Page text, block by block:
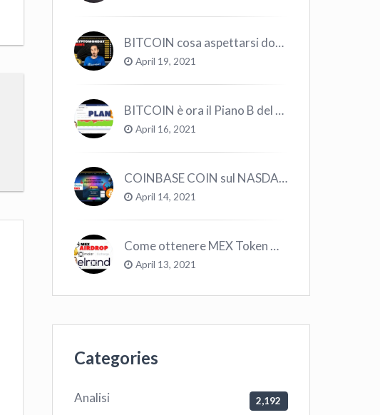
BITCOIN cosa aspettarsi dopo il “Crollo”? – CryptoMonday NEWS w16/’21
April 19, 2021
BITCOIN è ora il Piano B del Mondo
April 16, 2021
COINBASE COIN sul NASDAQ e le CRYPTO volano!
April 14, 2021
Come ottenere MEX Token GRATIS su Elrond ?
April 13, 2021
Categories
Analisi 2,192